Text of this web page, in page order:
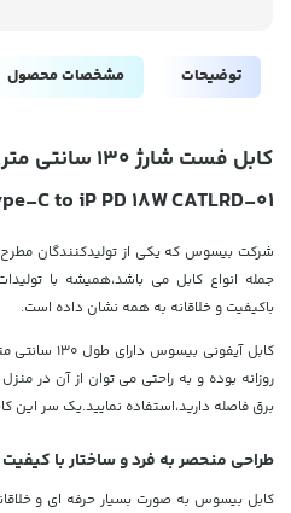
توضیحات مشخصات محصول
کابل فست شارژ 130 سانتی متری بیسوس
C to iP PD 18W CATLRD-01
شرکت بیسوس که یکی از تولیدکنندگان مطرح
جمله انواع کابل می باشد،همیشه با
باکیفیت و خلاقانه به همه نشان داده است.
کابل آیفونی
روزانه بوده و به راحتی می توان از آن در
برق فاصله دارید،استفاده نمایید.یک سر
طراحی منحصر به فرد و ساختار با کیفیت
کابل بیسوس به صورت بسیار حرفه ای و